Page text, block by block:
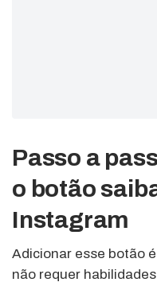
Passo a
o botão
Instagram
Adicionar esse botão
não requer